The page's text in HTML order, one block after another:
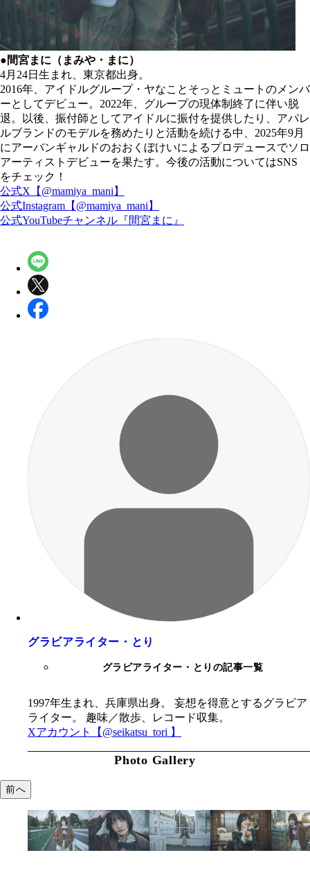
●間宮まに（まみや・まに）
4月24日生まれ、東京都出身。
2016年、アイドルグループ・ヤなことそっとミュートのメンバ
ーとしてデビュー。2022年、グループの現体制終了に伴い脱
退。以後、振付師としてアイドルに振付を提供したり、アパレ
ルブランドのモデルを務めたりと活動を続ける中、2025年9月
にアーバンギャルドのおおくぼけいによるプロデュースでソロ
アーティストデビューを果たす。今後の活動についてはSNS
をチェック！
公式X【@mamiya_mani】
公式Instagram【@mamiya_mani】
公式YouTubeチャンネル『間宮まに』
グラビアライター・とり
グラビアライター・とりの記事一覧
1997年生まれ、兵庫県出身。 妄想を得意とするグラビア
ライター。 趣味／散歩、レコード収集。
Xアカウント【@seikatsu_tori 】
Photo Gallery
前へ